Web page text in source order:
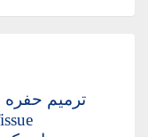
ترمیم حفره